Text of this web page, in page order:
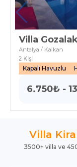
Villa
Antalya / Kalkan
2 Kişi
Kapalı Havuzlu
6.750₺ -
Villa
3500+ villa ve